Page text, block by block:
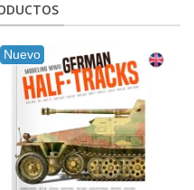
Nuevo